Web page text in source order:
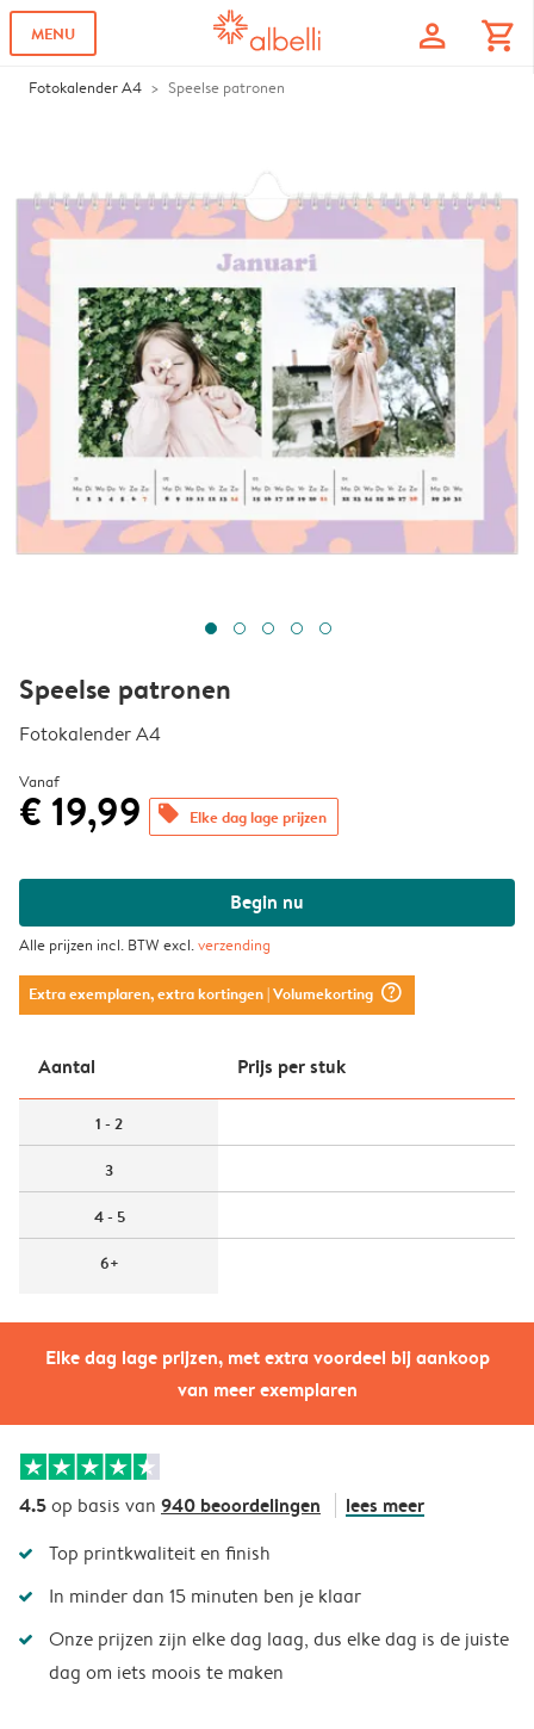
MENU profile shopping_cart
Fotokalender A4 Speelse patronen
Elke dag lage prijzen, met extra voordeel bij aankoop
van meer exemplaren
Speelse patronen
Fotokalender A4
Vanaf
€ 19,99 offers Elke dag lage prijzen
Begin nu
Alle prijzen incl. BTW excl.verzending
Extra exemplaren, extra kortingen| Volumekorting question_mark_circle
Aantal Prijs per stuk
1 - 2
3
4 - 5
6+
4.5op basis van 940 beoordelingen lees meer
Top printkwaliteit en finish
In minder dan 15 minuten ben je klaar
Onze prijzen zijn elke dag laag, dus elke dag is de juiste
dag om iets moois te maken